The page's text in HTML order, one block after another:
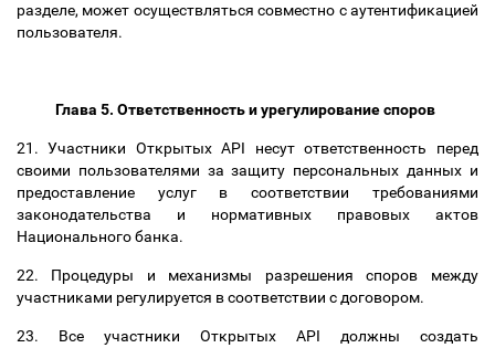
разделе, может осуществляться совместно с аутентификацией
пользователя.
Глава 5. Ответственность и урегулирование споров
21.Участники Открытых API несут ответственность перед
своими пользователями за защиту персональных данных и
предоставление услуг в соответствии требованиями
законодательства и нормативных правовых актов
Национального банка.
22. Процедуры и механизмы разрешения споров между
участниками регулируется в соответствии с договором.
23. Все участники Открытых API должны создать